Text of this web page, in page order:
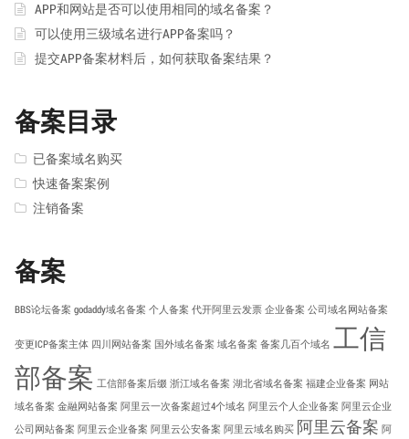
APP和网站是否可以使用相同的域名备案？
可以使用三级域名进行APP备案吗？
提交APP备案材料后，如何获取备案结果？
备案目录
已备案域名购买
快速备案案例
注销备案
备案
BBS论坛备案 godaddy域名备案 个人备案 代开阿里云发票 企业备案 公司域名网站备案
变更ICP备案主体 四川网站备案 国外域名备案 域名备案 备案几百个域名 工信
部备案 工信部备案后缀 浙江域名备案 湖北省域名备案 福建企业备案 网站
域名备案 金融网站备案 阿里云一次备案超过4个域名 阿里云个人企业备案 阿里云企业
公司网站备案 阿里云企业备案 阿里云公安备案 阿里云域名购买 阿里云备案 阿